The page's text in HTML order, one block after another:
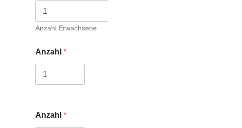
Anzahl Erwachsene
Anzahl *
Anzahl *